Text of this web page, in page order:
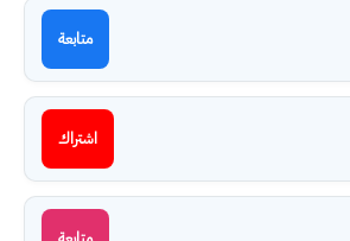
متابعة
اشتراك